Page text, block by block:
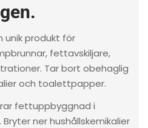
unik produkt för
fettavskiljare,
Tar bort obehaglig
och toalettpapper.
fettuppbyggnad i
ner hushållskemikalier